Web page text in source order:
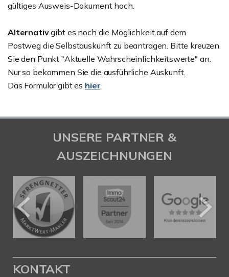
gültiges Ausweis-Dokument hoch.
Alternativgibt es noch die Möglichkeit auf dem
Postweg die Selbstauskunft zu beantragen. Bitte kreuzen
Sie den Punkt "Aktuelle Wahrscheinlichkeitswerte" an.
Nur so bekommen Sie die ausführliche Auskunft.
Das Formular gibt es hier.
UNSERE PARTNER &
AUSZEICHNUNGEN
KONTAKT